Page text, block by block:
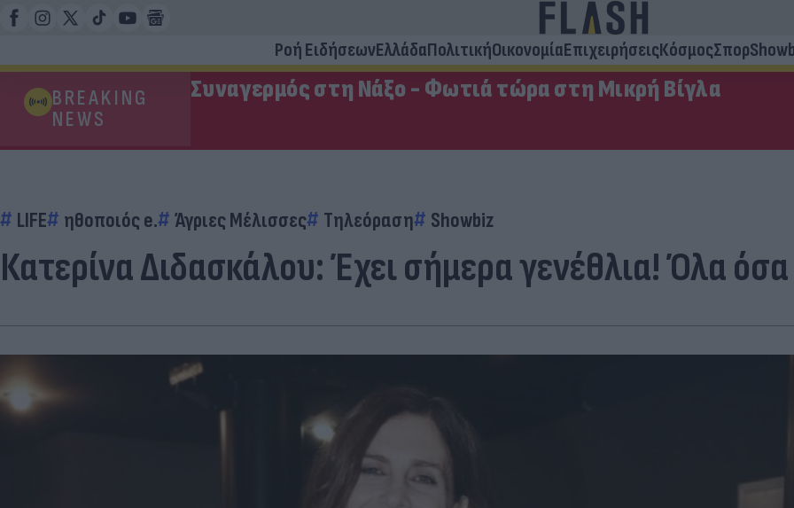
Ροή ΕιδήσεωνΕλλάδαΠολιτικήΟικονομίαΕπιχειρήσειςΚόσμοςΣπορ
BREAKING
NEWS
Συναγερμός στη Νάξο - Φωτιά τώρα στη Μικρή Βίγλα
LIFE ηθοποιός e. Άγριες Μέλισσες Τηλεόραση Showbiz
Κατερίνα Διδασκάλου: Έχει σήμερα γενέθλια! Όλα όσα